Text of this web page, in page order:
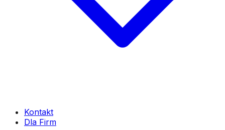
Kontakt
Dla Firm